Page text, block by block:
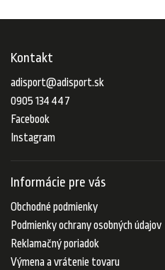
Kontakt
adisport@adisport.sk
0905 134 447
Facebook
Instagram
Informácie pre vás
Obchodné podmienky
Podmienky ochrany osobných údajov
Reklamačný poriadok
Výmena a vrátenie tovaru